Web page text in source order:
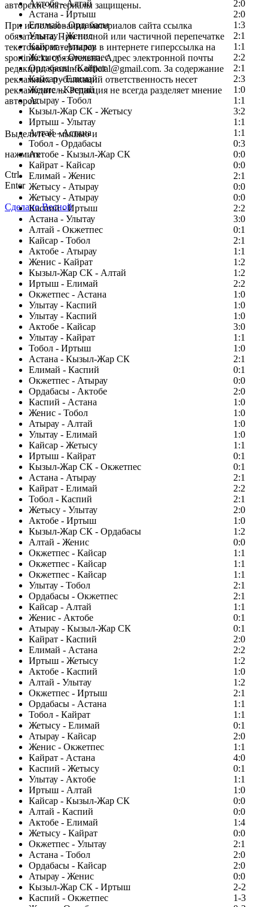
Актобе - Алтай
2:0
Астана - Иртыш
2:0
Елимай - Ордабасы
1:3
Улытау - Женис
2:1
Кайрат - Атырау
1:1
Жетысу - Окжетпес
2:2
Ордабасы - Кайрат
2:1
Кайсар - Елимай
2:3
Женис - Каспий
1:0
Атырау - Тобол
1:1
Кызыл-Жар СК - Жетысу
3:2
Иртыш - Улытау
1:1
Алтай - Астана
1:1
Тобол - Ордабасы
0:3
Актобе - Кызыл-Жар СК
0:0
Кайрат - Кайсар
0:0
Елимай - Женис
2:1
Жетысу - Атырау
0:0
Жетысу - Атырау
0:0
Каспий - Иртыш
2:2
Астана - Улытау
3:0
Алтай - Окжетпес
0:1
Кайсар - Тобол
2:1
Актобе - Атырау
1:1
Женис - Кайрат
1:2
Кызыл-Жар СК - Алтай
1:2
Иртыш - Елимай
2:2
Окжетпес - Астана
1:0
Улытау - Каспий
1:0
Улытау - Каспий
1:0
Актобе - Кайсар
3:0
Улытау - Кайрат
1:1
Тобол - Иртыш
1:0
Астана - Кызыл-Жар СК
2:1
Елимай - Каспий
0:1
Окжетпес - Атырау
0:0
Ордабасы - Актобе
2:0
Каспий - Астана
1:0
Женис - Тобол
1:0
Атырау - Алтай
1:0
Улытау - Елимай
1:0
Кайсар - Жетысу
1:1
Иртыш - Кайрат
0:1
Кызыл-Жар СК - Окжетпес
0:1
Астана - Атырау
2:1
Кайрат - Елимай
2:2
Тобол - Каспий
2:1
Жетысу - Улытау
2:0
Актобе - Иртыш
1:0
Кызыл-Жар СК - Ордабасы
1:2
Алтай - Женис
0:0
Окжетпес - Кайсар
1:1
Окжетпес - Кайсар
1:1
Окжетпес - Кайсар
1:1
Улытау - Тобол
2:1
Ордабасы - Окжетпес
2:1
Кайсар - Алтай
1:1
Женис - Актобе
0:1
Атырау - Кызыл-Жар СК
0:1
Кайрат - Каспий
2:0
Елимай - Астана
2:2
Иртыш - Жетысу
1:2
Актобе - Каспий
1:0
Алтай - Улытау
1:2
Окжетпес - Иртыш
2:1
Ордабасы - Астана
1:1
Тобол - Кайрат
1:1
Жетысу - Елимай
0:1
Атырау - Кайсар
2:0
Женис - Окжетпес
1:1
Кайрат - Астана
4:0
Каспий - Жетысу
0:1
Улытау - Актобе
1:1
Иртыш - Алтай
1:0
Кайсар - Кызыл-Жар СК
0:0
Алтай - Каспий
0:0
Актобе - Елимай
1:4
Жетысу - Кайрат
0:0
Окжетпес - Улытау
2:1
Астана - Тобол
2:0
Ордабасы - Кайсар
2:0
Атырау - Женис
0:0
Кызыл-Жар СК - Иртыш
2-2
Каспий - Окжетпес
1-3
авторские материалы защищены.
При использовании материалов сайта ссылка
обязательна. При полной или частичной перепечатке
текстовых материалов в интернете гиперссылка на
sportinfo.kz обязательна. Адрес электронной почты
редакции: sportinfo.official@gmail.com. За содержание
рекламных публикаций ответственность несет
рекламодатель. Редакция не всегда разделяет мнение
авторов.
Заметили ошибку в тексте?
Выделите ее мышью и
нажмите
Ctrl
Enter
Сделано Весной